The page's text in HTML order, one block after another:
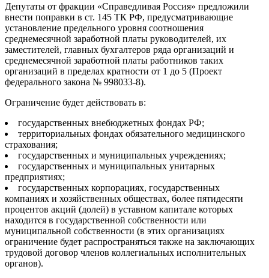
Депутаты от фракции «Справедливая Россия» предложили
внести поправки в ст. 145 ТК РФ, предусматривающие
установление предельного уровня соотношения
среднемесячной заработной платы руководителей, их
заместителей, главных бухгалтеров ряда организаций и
среднемесячной заработной платы работников таких
организаций в пределах кратности от 1 до 5 (Проект
федерального закона № 998033-8).
Ограничение будет действовать в:
государственных внебюджетных фондах РФ;
территориальных фондах обязательного медицинского
страхования;
государственных и муниципальных учреждениях;
государственных и муниципальных унитарных
предприятиях;
государственных корпорациях, государственных
компаниях и хозяйственных обществах, более пятидесяти
процентов акций (долей) в уставном капитале которых
находится в государственной собственности или
муниципальной собственности (в этих организациях
ограничение будет распространяться также на заключающих
трудовой договор членов коллегиальных исполнительных
органов).